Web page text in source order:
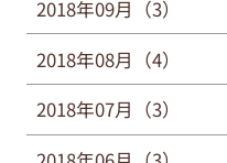
2018年09月（3）
2018年08月（4）
2018年07月（3）